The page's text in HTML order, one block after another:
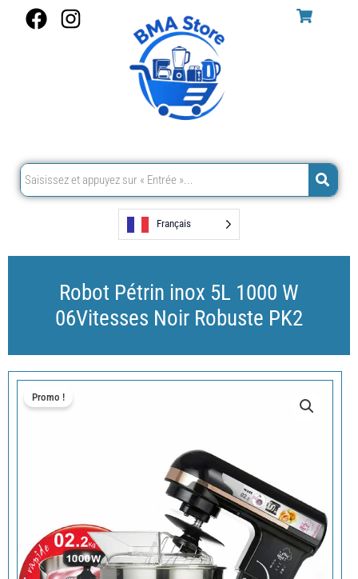
F
k
I
a
m
Français
Robot Pétrin inox 5L 1000 W
06Vitesses Noir Robuste PK2
Promo !